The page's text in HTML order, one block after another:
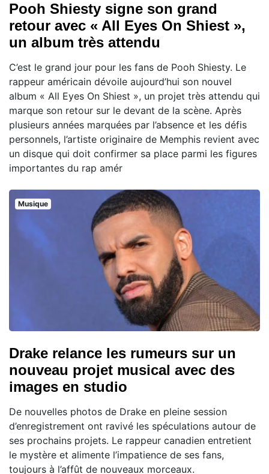
Pooh Shiesty signe son grand
retour avec « All Eyes On Shiest »,
un album très attendu
C’est le grand jour pour les fans de Pooh Shiesty. Le
rappeur américain dévoile aujourd’hui son nouvel
album « All Eyes On Shiest », un projet très attendu qui
marque son retour sur le devant de la scène. Après
plusieurs années marquées par l’absence et les défis
personnels, l’artiste originaire de Memphis revient avec
un disque qui doit confirmer sa place parmi les figures
importantes du rap amér
Musique
Drake relance les rumeurs sur un
nouveau projet musical avec des
images en studio
De nouvelles photos de Drake en pleine session
d’enregistrement ont ravivé les spéculations autour de
ses prochains projets. Le rappeur canadien entretient
le mystère et alimente l’impatience de ses fans,
toujours à l’affût de nouveaux morceaux.